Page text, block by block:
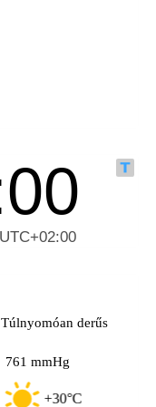
Túlnyomóan derűs
761 mmHg
+30°C